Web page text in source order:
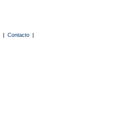
| Contacto |